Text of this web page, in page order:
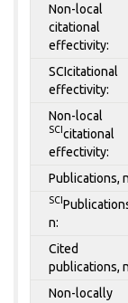
Non-local
citational
effectivity:
SCIcitational
effectivity:
Non-local
SCI citational
effectivity:
Publications,
SCI
n:
Cited
publications,
Non-locally